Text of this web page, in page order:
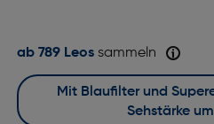
ab 789 Leossammeln
Mit Blaufilter und Superentspiegelung, ohne
Sehstärke um